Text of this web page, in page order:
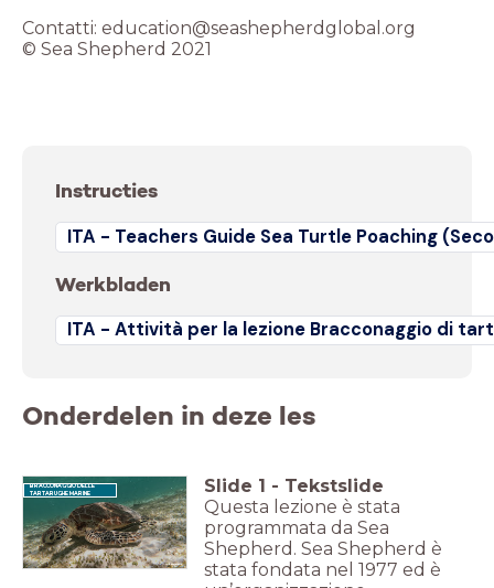
Contatti: education@seashepherdglobal.org
© Sea Shepherd 2021
Instructies
ITA - Teachers Guide Sea Turtle Poaching
Werkbladen
ITA - Attività per la lezione Bracconaggio di
Onderdelen in deze les
BRACCONAGGIO DELLE
TARTARUGHE MARINE
Slide 1 - Tekstslide
Questa lezione è stata
programmata da Sea
Shepherd. Sea Shepherd è
stata fondata nel 1977 ed è